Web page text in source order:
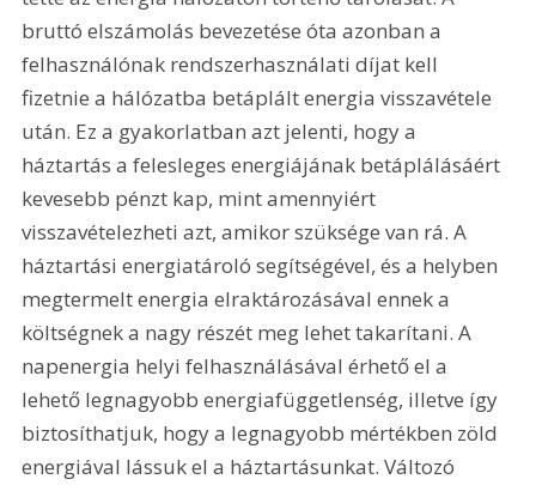
bruttó elszámolás bevezetése óta azonban a
felhasználónak rendszerhasználati díjat kell
fizetnie a hálózatba betáplált energia visszavétele
után. Ez a gyakorlatban azt jelenti, hogy a
háztartás a felesleges energiájának betáplálásáért
kevesebb pénzt kap, mint amennyiért
visszavételezheti azt, amikor szüksége van rá. A
háztartási energiatároló segítségével, és a helyben
megtermelt energia elraktározásával ennek a
költségnek a nagy részét meg lehet takarítani. A
napenergia helyi felhasználásával érhető el a
lehető legnagyobb energiafüggetlenség, illetve így
biztosíthatjuk, hogy a legnagyobb mértékben zöld
energiával lássuk el a háztartásunkat. Változó